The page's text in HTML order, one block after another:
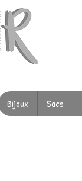
Bijoux Sacs